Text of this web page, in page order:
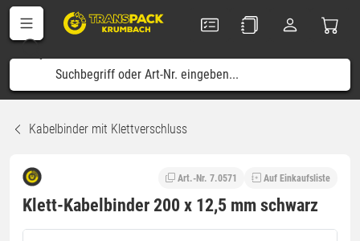
Kabelbinder mit Klettverschluss
Art.-Nr. 7.0571 Auf Einkaufsliste
Klett-Kabelbinder 200 x 12,5 mm schwarz